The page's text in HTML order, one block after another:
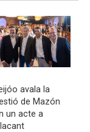
avala la
de Mazón
un acte a